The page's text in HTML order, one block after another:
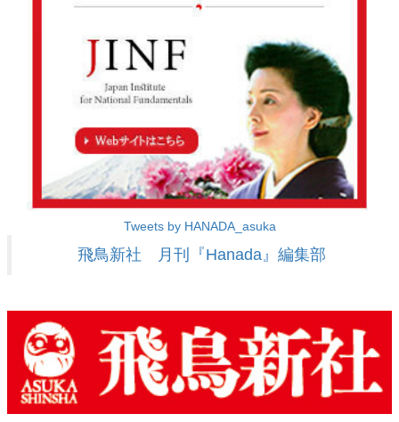
Tweets by HANADA_asuka
飛鳥新社 月刊『Hanada』編集部